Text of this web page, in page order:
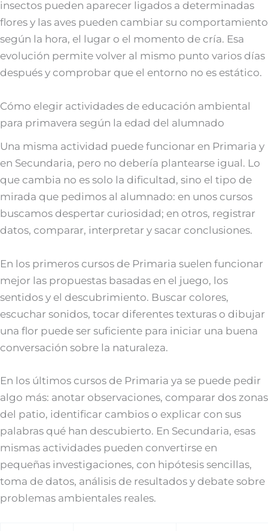
insectos pueden aparecer ligados a determinadas
flores y las aves pueden cambiar su comportamiento
según la hora, el lugar o el momento de cría. Esa
evolución permite volver al mismo punto varios días
después y comprobar que el entorno no es estático.
Cómo elegir actividades de educación ambiental
para primavera según la edad del alumnado
Una misma actividad puede funcionar en Primaria y
en Secundaria, pero no debería plantearse igual. Lo
que cambia no es solo la dificultad, sino el tipo de
mirada que pedimos al alumnado: en unos cursos
buscamos despertar curiosidad; en otros, registrar
datos, comparar, interpretar y sacar conclusiones.
En los primeros cursos de Primaria suelen funcionar
mejor las propuestas basadas en el juego, los
sentidos y el descubrimiento. Buscar colores,
escuchar sonidos, tocar diferentes texturas o dibujar
una flor puede ser suficiente para iniciar una buena
conversación sobre la naturaleza.
En los últimos cursos de Primaria ya se puede pedir
algo más: anotar observaciones, comparar dos zonas
del patio, identificar cambios o explicar con sus
palabras qué han descubierto. En Secundaria, esas
mismas actividades pueden convertirse en
pequeñas investigaciones, con hipótesis sencillas,
toma de datos, análisis de resultados y debate sobre
problemas ambientales reales.